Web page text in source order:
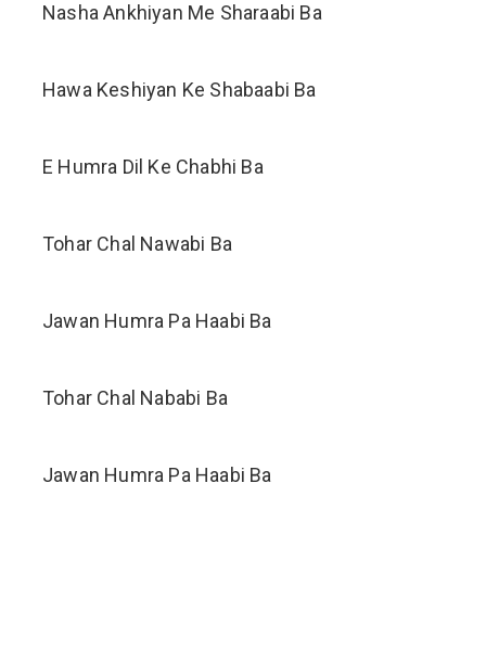
Nasha Ankhiyan Me Sharaabi Ba
Hawa Keshiyan Ke Shabaabi Ba
E Humra Dil Ke Chabhi Ba
Tohar Chal Nawabi Ba
Jawan Humra Pa Haabi Ba
Tohar Chal Nababi Ba
Jawan Humra Pa Haabi Ba